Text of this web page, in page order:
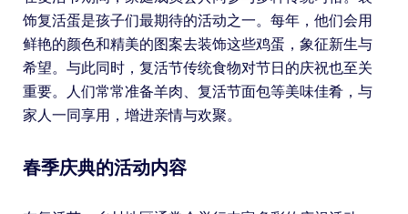
饰复活蛋是孩子们最期待的活动之一。每年，他们会用
鲜艳的颜色和精美的图案去装饰这些鸡蛋，象征新生与
希望。与此同时，复活节传统食物对节日的庆祝也至关
重要。人们常常准备羊肉、复活节面包等美味佳肴，与
家人一同享用，增进亲情与欢聚。
春季庆典的活动内容